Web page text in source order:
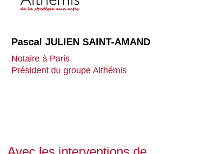
Pascal JULIEN SAINT-AMAND
Notaire à Paris
Président du groupe Althémis